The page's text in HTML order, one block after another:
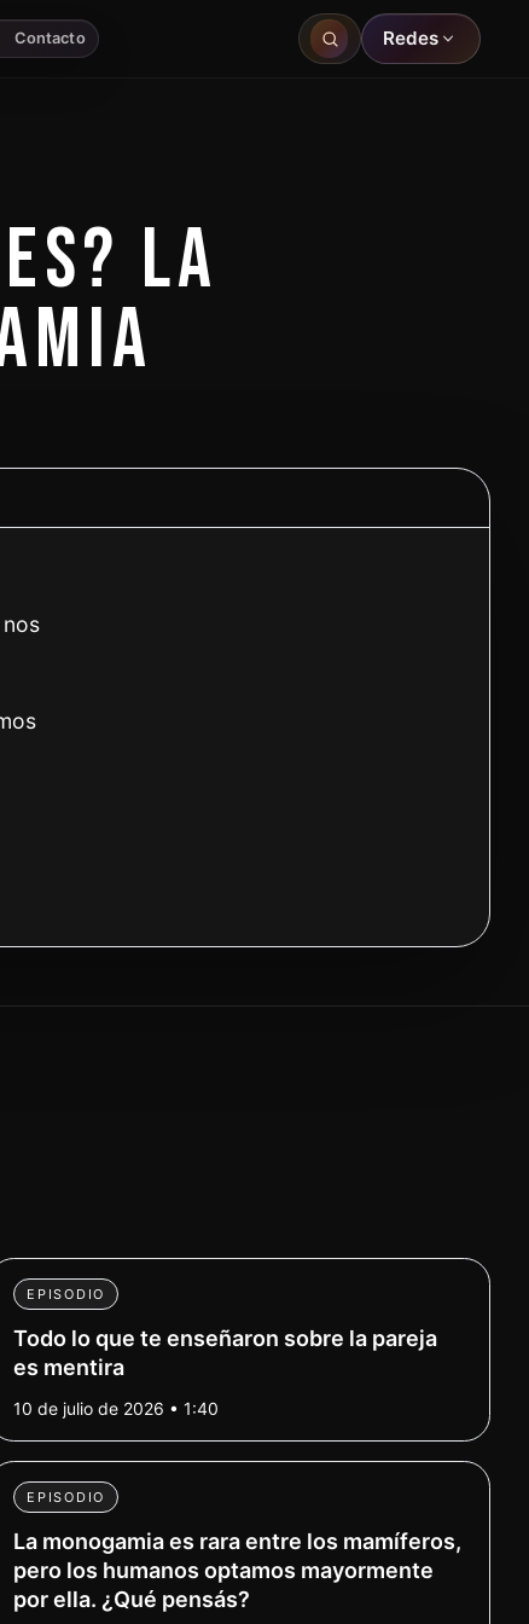
Contacto Redes
LA
EPISODIO
Todo lo que te enseñaron sobre la pareja
es mentira
10 de julio de 2026 • 1:40
EPISODIO
La monogamia es rara entre los mamíferos,
pero los humanos optamos mayormente
por ella. ¿Qué pensás?